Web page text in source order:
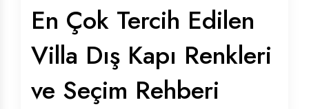
En Çok Tercih Edilen
Villa Dış Kapı Renkleri
ve Seçim Rehberi